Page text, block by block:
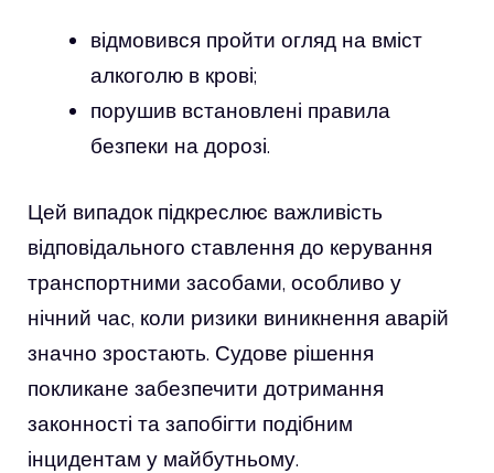
відмовився пройти огляд на вміст
алкоголю в крові;
порушив встановлені правила
безпеки на дорозі.
Цей випадок підкреслює важливість
відповідального ставлення до керування
транспортними засобами, особливо у
нічний час, коли ризики виникнення аварій
значно зростають. Судове рішення
покликане забезпечити дотримання
законності та запобігти подібним
інцидентам у майбутньому.